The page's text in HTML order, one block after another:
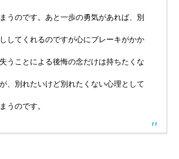
うのです。あと一歩の勇気があれば、別
してくれるのですが心にブレーキがかか
うことによる後悔の念だけは持ちたくな
、別れたいけど別れたくない心理として
うのです。